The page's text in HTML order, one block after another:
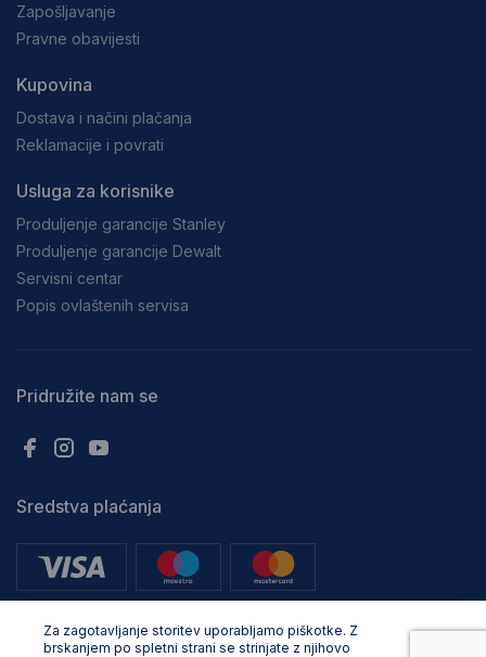
Za zagotavljanje storitev uporabljamo piškotke. Z
brskanjem po spletni strani se strinjate z njihovo
Zapošljavanje
Pravne obavijesti
Kupovina
Dostava i načini plačanja
Reklamacije i povrati
Usluga za korisnike
Produljenje garancije Stanley
Produljenje garancije Dewalt
Servisni centar
Popis ovlaštenih servisa
Pridružite nam se
Sredstva plaćanja